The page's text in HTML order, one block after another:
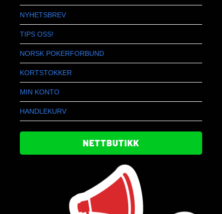
NYHETSBREV
TIPS OSS!
NORSK POKERFORBUND
KORTSTOKKER
MIN KONTO
HANDLEKURV
NETTBUTIKK